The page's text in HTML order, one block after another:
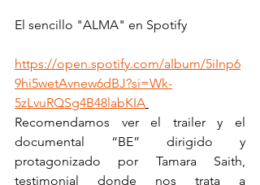
El sencillo "ALMA" en Spotify
https://open.spotify.com/album/5iInp6
9hi5wetAvnew6dBJ?si=Wk-
5zLvuRQSg4B48labKIA
Recomendamos ver el trailer y el
documental “BE” dirigido y
protagonizado por Tamara Saith,
testimonial donde nos trata a